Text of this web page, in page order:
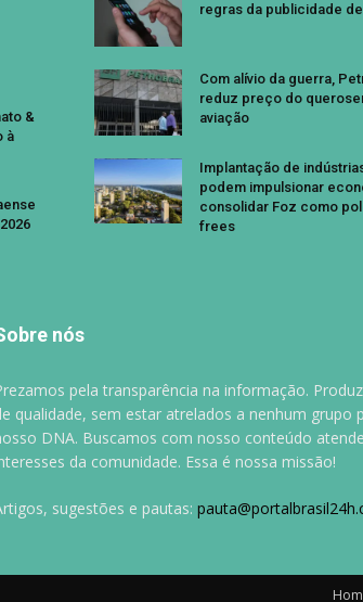
&
à
regras da publicidade
Com alívio da guerra,
reduz preço do
aviação
Implantação de
podem impulsionar
consolidar Foz como
frees
nós
pela transparência na informação.
qualidade, sem estar atrelados a nenhum grupo
DNA. Buscamos com nosso conteúdo
da comunidade. Essa é nossa missão!
sugestões e pautas: